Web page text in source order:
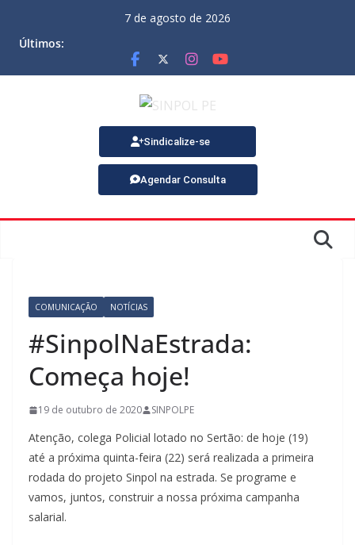
7 de agosto de 2026
Últimos:
Sindicalize-se
Agendar Consulta
COMUNICAÇÃO NOTÍCIAS
#SinpolNaEstrada:
Começa hoje!
19 de outubro de 2020 SINPOLPE
Atenção, colega Policial lotado no Sertão: de hoje (19)
até a próxima quinta-feira (22) será realizada a primeira
rodada do projeto Sinpol na estrada. Se programe e
vamos, juntos, construir a nossa próxima campanha
salarial.